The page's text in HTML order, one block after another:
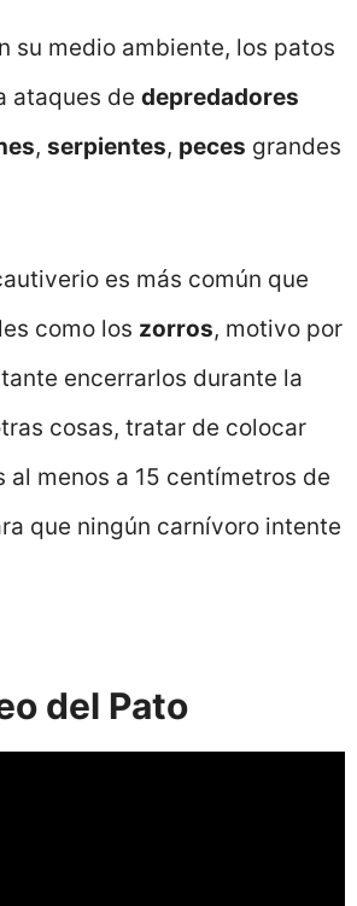
su medio ambiente, los patos
ataques de depredadores
, serpientes, peces grandes
es más común que
como los zorros, motivo por
encerrarlos durante la
cosas, tratar de colocar
al menos a 15 centímetros de
que ningún carnívoro intente
del Pato